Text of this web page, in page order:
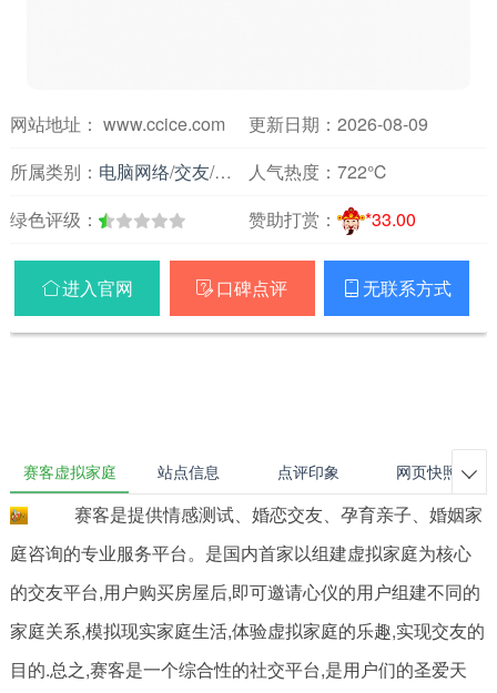
网站地址： www.ccice.com
更新日期：2026-08-09
所属类别： 电脑网络/交友/婚嫁婚介人气热度： 722℃
绿色评级：
赞助打赏： *33.00
进入官网  口碑点评  无联系方式
赛客虚拟家庭 站点信息 点评印象 网页快照 
赛客是提供情感测试、婚恋交友、孕育亲子、婚姻家
庭咨询的专业服务平台。是国内首家以组建虚拟家庭为核心
的交友平台,用户购买房屋后,即可邀请心仪的用户组建不同的
家庭关系,模拟现实家庭生活,体验虚拟家庭的乐趣,实现交友的
目的.总之,赛客是一个综合性的社交平台,是用户们的圣爱天